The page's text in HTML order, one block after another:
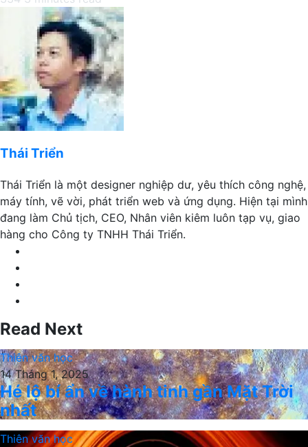
Facebook
LinkedIn
Pinterest
Messenger
Messenger
WhatsApp
Telegram
Facebook
LinkedIn
Pinterest
Messenger
Messenger
WhatsApp
Telegram
Thái Triển
Thái Triển là một designer nghiệp dư, yêu thích công nghệ,
máy tính, vẽ vời, phát triển web và ứng dụng. Hiện tại mình
đang làm Chủ tịch, CEO, Nhân viên kiêm luôn tạp vụ, giao
hàng cho Công ty TNHH Thái Triển.
Read Next
Thiên văn học
14 Tháng 1, 2025
Hé lộ bí ẩn về hành tinh gần Mặt Trời
nhất
Thiên văn học